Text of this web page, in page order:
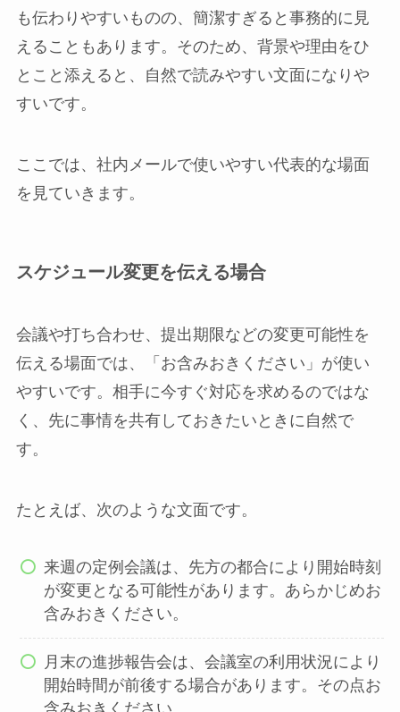
も伝わりやすいものの、簡潔すぎると事務的に見
えることもあります。そのため、背景や理由をひ
とこと添えると、自然で読みやすい文面になりや
すいです。
ここでは、社内メールで使いやすい代表的な場面
を見ていきます。
スケジュール変更を伝える場合
会議や打ち合わせ、提出期限などの変更可能性を
伝える場面では、「お含みおきください」が使い
やすいです。相手に今すぐ対応を求めるのではな
く、先に事情を共有しておきたいときに自然で
す。
たとえば、次のような文面です。
来週の定例会議は、先方の都合により開始時刻
が変更となる可能性があります。あらかじめお
含みおきください。
月末の進捗報告会は、会議室の利用状況により
開始時間が前後する場合があります。その点お